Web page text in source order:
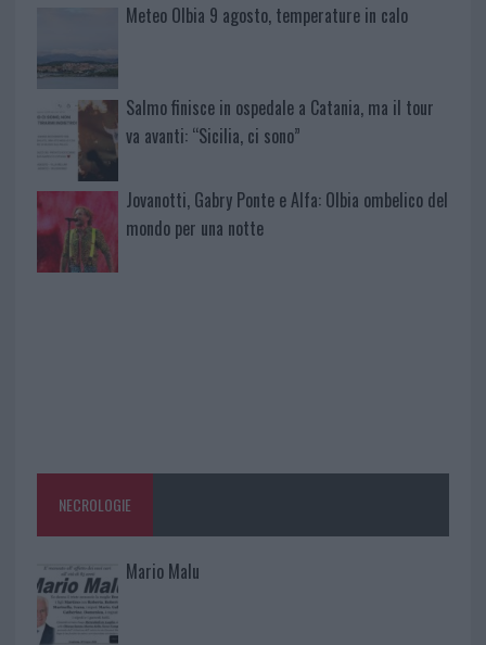
Meteo Olbia 9 agosto, temperature in calo
Salmo finisce in ospedale a Catania, ma il tour
va avanti: “Sicilia, ci sono”
Jovanotti, Gabry Ponte e Alfa: Olbia ombelico del
mondo per una notte
NECROLOGIE
Mario Malu